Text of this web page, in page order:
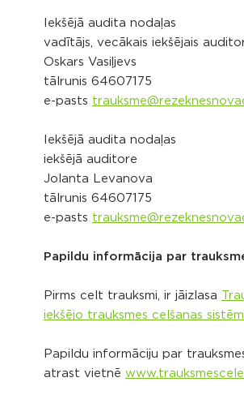
Iekšējā audita nodaļas
vadītājs, vecākais iekšējais
Oskars Vasiļjevs
tālrunis 64607175
e-pasts
Iekšējā audita nodaļas
iekšējā auditore
Jolanta Levanova
tālrunis 64607175
e-pasts
Papildu informācija par
Pirms celt trauksmi, ir jāizlasa
iekšējo trauksmes celšanas
Papildu informāciju par
atrast vietnē